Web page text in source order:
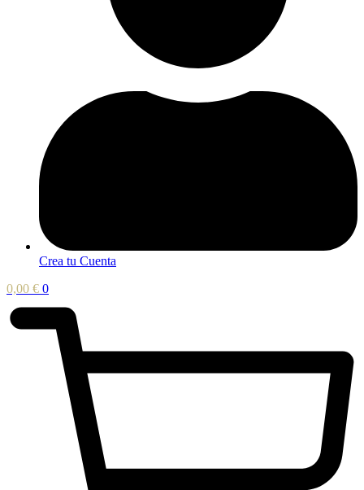
Crea tu Cuenta
0,00 € 0